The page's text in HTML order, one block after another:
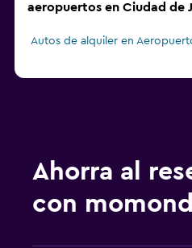
aeropuertos en Ciudad de
Autos de alquiler en
Ahorra al
con